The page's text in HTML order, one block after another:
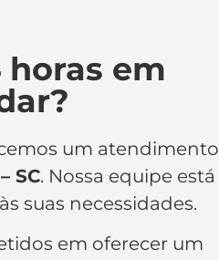
em
um atendimento
SC. Nossa equipe está
suas necessidades.
em oferecer um